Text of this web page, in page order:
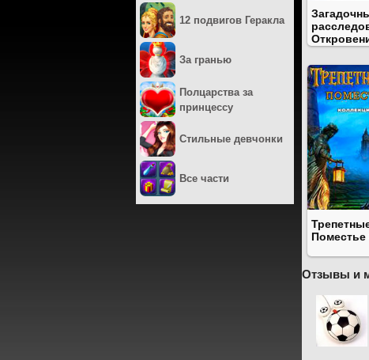
Отзывы и
12 подвигов Геракла
За гранью
Полцарства за
принцессу
Стильные девчонки
Все части